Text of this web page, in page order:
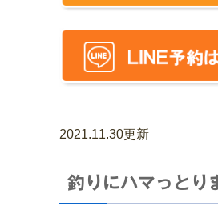
2021.11.30更新
釣りにハマっとり